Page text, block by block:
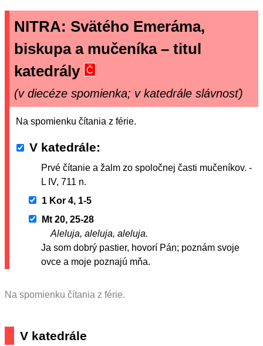
NITRA: Svätého Emeráma,
biskupa a mučeníka – titul
katedrály Č
(v diecéze spomienka; v katedrále slávnosť)
Na spomienku čítania z férie.
V katedrále
Prvé čítanie a žalm zo spoločnej časti mučeníkov. -
L IV, 711 n.
1 Kor 4, 1-5
Mt 20, 25-28
Aleluja, aleluja, aleluja.
Ja som dobrý pastier, hovorí Pán; poznám svoje
ovce a moje poznajú mňa.
Na spomienku čítania z férie.
V katedrále